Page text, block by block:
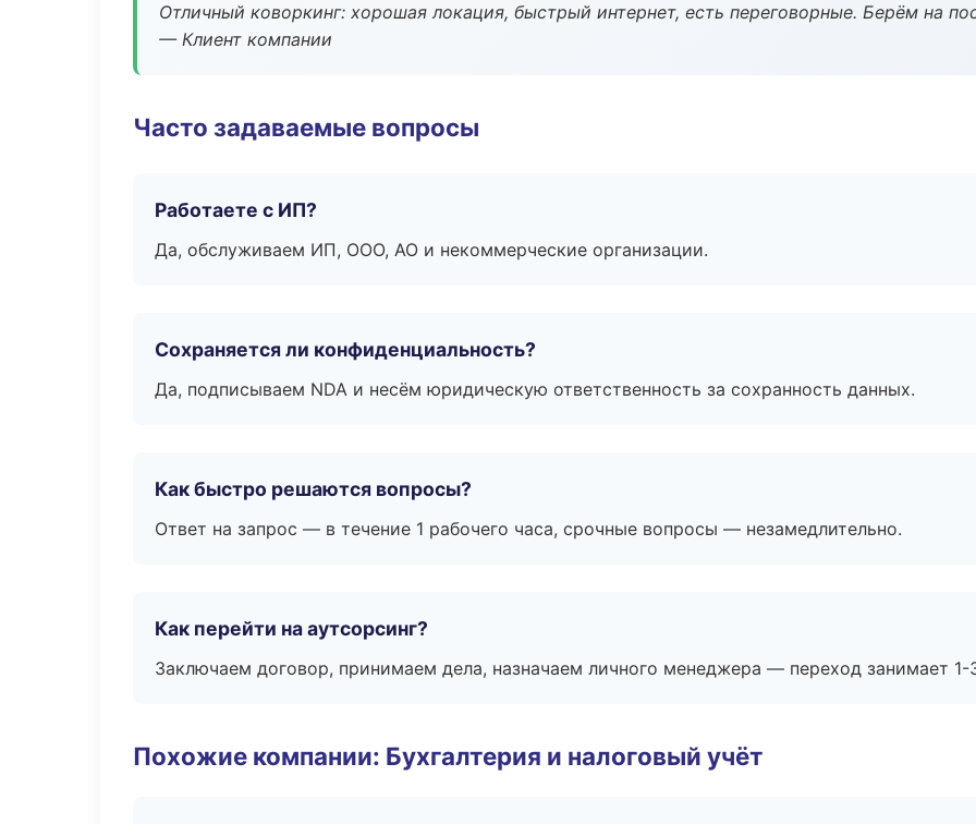
Отличный коворкинг: хорошая локация, быстрый интернет, есть переговорные. Берём на
— Клиент компании
Часто задаваемые вопросы
Работаете с ИП?
Да, обслуживаем ИП, ООО, АО и некоммерческие организации.
Сохраняется ли конфиденциальность?
Да, подписываем NDA и несём юридическую ответственность за сохранность данных.
Как быстро решаются вопросы?
Ответ на запрос — в течение 1 рабочего часа, срочные вопросы — незамедлительно.
Как перейти на аутсорсинг?
Заключаем договор, принимаем дела, назначаем личного менеджера — переход занимает 1-
Похожие компании: Бухгалтерия и налоговый учёт